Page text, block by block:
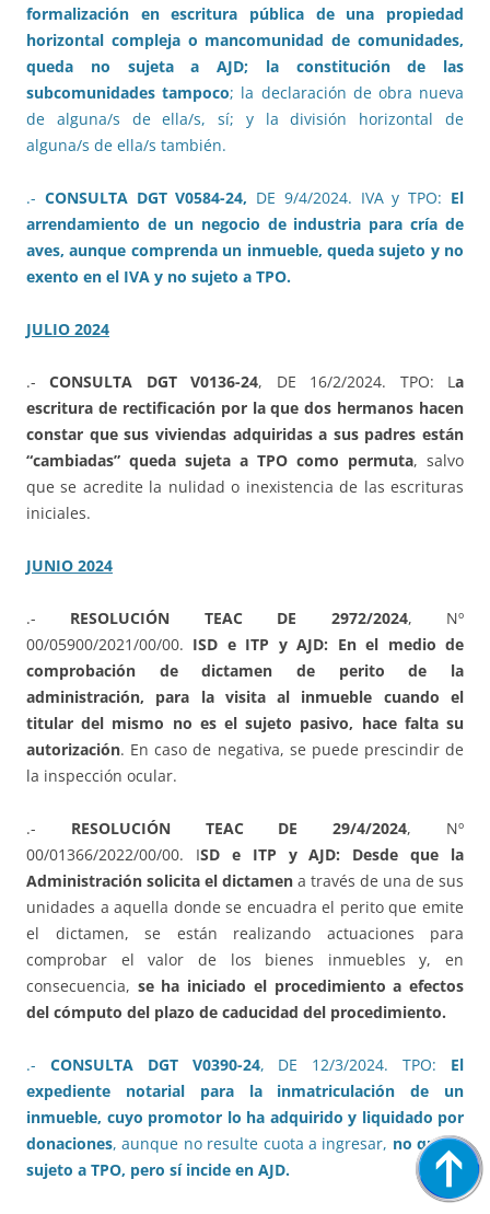
formalización en escritura pública de una propiedad
horizontal compleja o mancomunidad de comunidades,
queda no sujeta a AJD; la constitución de las
subcomunidades tampoco; la declaración de obra nueva
de alguna/s de ella/s, sí; y la división horizontal de
alguna/s de ella/s también.
.- CONSULTA DGT V0584-24, DE 9/4/2024. IVA y TPO: El
arrendamiento de un negocio de industria para cría de
aves, aunque comprenda un inmueble, queda sujeto y no
exento en el IVA y no sujeto a TPO.
JULIO 2024
.-CONSULTA DGT V0136-24, DE 16/2/2024. TPO: La
escritura de rectificación por la que dos hermanos hacen
constar que sus viviendas adquiridas a sus padres están
“cambiadas” queda sujeta a TPO como permuta, salvo
que se acredite la nulidad o inexistencia de las escrituras
iniciales.
JUNIO 2024
.- RESOLUCIÓN TEAC DE 2972/2024, Nº
00/05900/2021/00/00. ISD e ITP y AJD: En el medio de
comprobación de dictamen de perito de la
administración, para la visita al inmueble cuando el
titular del mismo no es el sujeto pasivo, hace falta su
autorización. En caso de negativa, se puede prescindir de
la inspección ocular.
.- RESOLUCIÓN TEAC DE 29/4/2024, Nº
00/01366/2022/00/00. ISD e ITP y AJD: Desde que la
Administración solicita el dictamen a través de una de sus
unidades a aquella donde se encuadra el perito que emite
el dictamen, se están realizando actuaciones para
comprobar el valor de los bienes inmuebles y, en
consecuencia, se ha iniciado el procedimiento a efectos
del cómputo del plazo de caducidad del procedimiento.
.- CONSULTA DGT V0390-24, DE 12/3/2024. TPO: El
expediente notarial para la inmatriculación de un
inmueble, cuyo promotor lo ha adquirido y liquidado por
donaciones, aunque no resulte cuota a ingresar, no queda
sujeto a TPO, pero sí incide en AJD.